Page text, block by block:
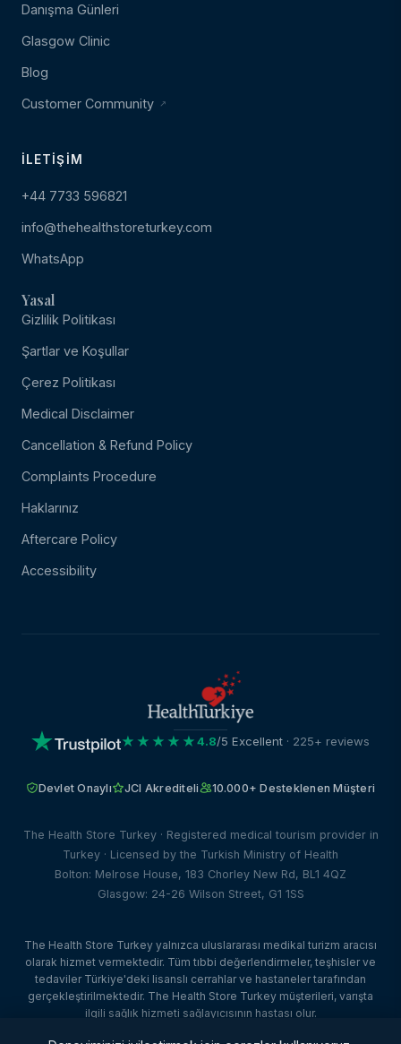
Danışma Günleri
Glasgow Clinic
Blog
Customer Community
İLETIŞIM
+44 7733 596821
info@thehealthstoreturkey.com
WhatsApp
Yasal
Gizlilik Politikası
Şartlar ve Koşullar
Çerez Politikası
Medical Disclaimer
Cancellation & Refund Policy
Complaints Procedure
Haklarınız
Aftercare Policy
Accessibility
★★★★★4.8/5 Excellent · 225+ reviews
Devlet Onaylı JCI Akrediteli 10.000+ Desteklenen Müşteri
The Health Store Turkey · Registered medical tourism provider in
Turkey · Licensed by the Turkish Ministry of Health
Bolton: Melrose House, 183 Chorley New Rd, BL1 4QZ
Glasgow: 24-26 Wilson Street, G1 1SS
The Health Store Turkey yalnızca uluslararası medikal turizm aracısı
olarak hizmet vermektedir. Tüm tıbbi değerlendirmeler, teşhisler ve
tedaviler Türkiye'deki lisanslı cerrahlar ve hastaneler tarafından
gerçekleştirilmektedir. The Health Store Turkey müşterileri, varışta
ilgili sağlık hizmeti sağlayıcısının hastası olur.